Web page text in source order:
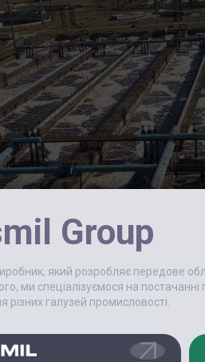
Group
який розробляє передове
ми спеціалізуємося на
різних галузей промисловості.